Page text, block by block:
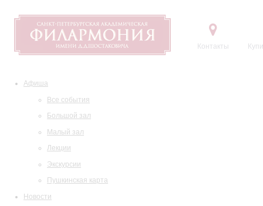
Контакты
Афиша
Все события
Большой зал
Малый зал
Лекции
Экскурсии
Пушкинская карта
Новости